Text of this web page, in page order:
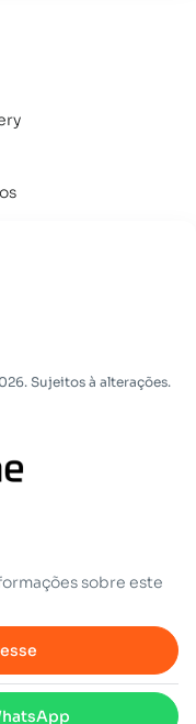
Sujeitos à alterações.
sobre este